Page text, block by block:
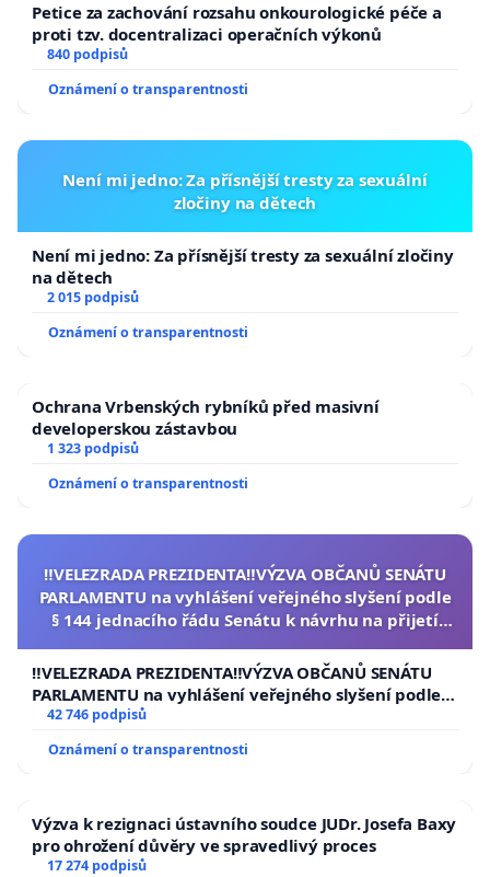
Petice za zachování rozsahu onkourologické péče a
proti tzv. docentralizaci operačních výkonů
840 podpisů
Oznámení o transparentnosti
Není mi jedno: Za přísnější tresty za sexuální
zločiny na dětech
Není mi jedno: Za přísnější tresty za sexuální zločiny
na dětech
2 015 podpisů
Oznámení o transparentnosti
Ochrana Vrbenských rybníků před masivní
developerskou zástavbou
1 323 podpisů
Oznámení o transparentnosti
‼️VELEZRADA PREZIDENTA‼️VÝZVA OBČANŮ SENÁTU
PARLAMENTU na vyhlášení veřejného slyšení podle
§ 144 jednacího řádu Senátu k návrhu na přijetí
republiky
‼️VELEZRADA PREZIDENTA‼️VÝZVA OBČANŮ SENÁTU
PARLAMENTU na vyhlášení veřejného slyšení podle §
144 jednacího řádu Senátu k návrhu na přijetí
usnesení k podání ústavní žaloby na prezidenta
republiky
42 746 podpisů
Oznámení o transparentnosti
Výzva k rezignaci ústavního soudce JUDr. Josefa Baxy
pro ohrožení důvěry ve spravedlivý proces
17 274 podpisů